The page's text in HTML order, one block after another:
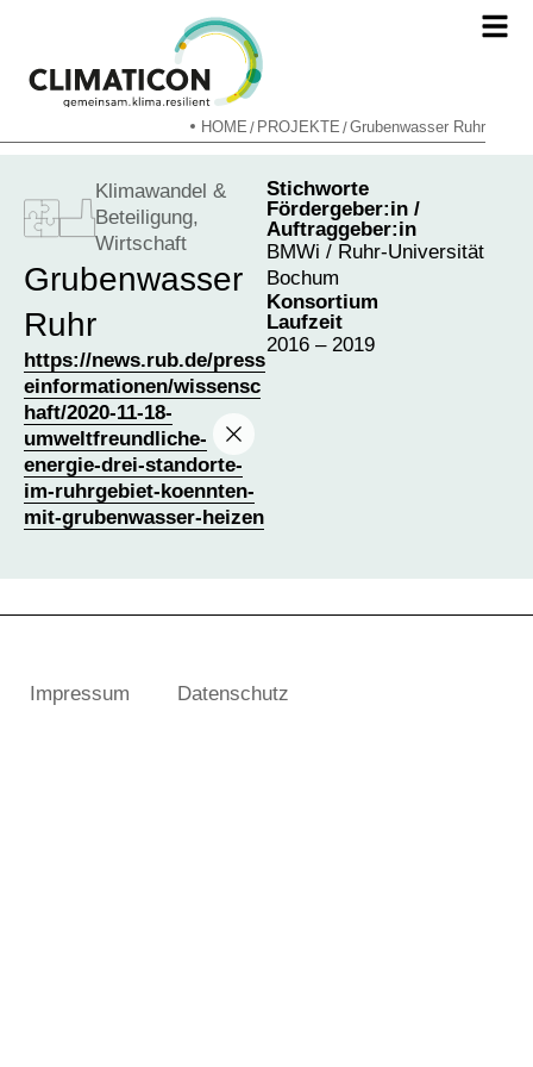
HOME / PROJEKTE /Grubenwasser Ruhr
Klimawandel &
Beteiligung,
Wirtschaft
Grubenwasser
Ruhr
https://news.rub.de/press
einformationen/wissensc
haft/2020-11-18-
umweltfreundliche-
energie-drei-standorte-
im-ruhrgebiet-koennten-
mit-grubenwasser-heizen
Stichworte
Fördergeber:in /
Auftraggeber:in
BMWi / Ruhr-Universität
Bochum
Konsortium
Laufzeit
2016 – 2019
Impressum Datenschutz